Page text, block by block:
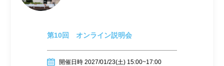
第10回 オンライン説明会
開催日時 2027/01/23(土) 15:00~17:00